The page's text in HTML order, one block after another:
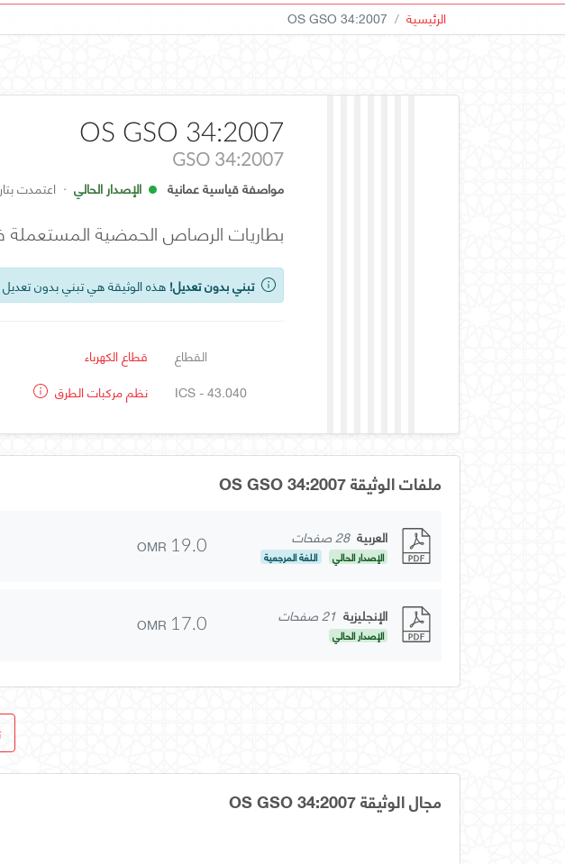
الرئيسية OS GSO 34:2007
OS GSO 34:2007
GSO 34:2007
مواصفة قياسية عمانية الإصدار الحالي · اعتمدت
بطاريات الرصاص الحمضية المستعملة
تبني بدون تعديل!هذه الوثيقة هي تبني بدون
القطاع
قطاع الكهرباء
ICS - 43.040
نظم مركبات الطرق
ملفات الوثيقة OS GSO 34:2007
العربية 28 صفحات
الإصدار الحالي اللغة المرجعية OMR 19.0
الإنجليزية 21 صفحات
الإصدار الحالي OMR 17.0
مجال الوثيقة OS GSO 34:2007